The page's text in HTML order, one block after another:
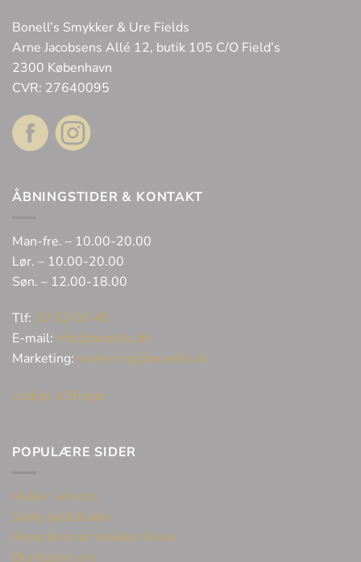
Bonell’s Smykker & Ure Fields
Arne Jacobsens Allé 12, butik 105 C/O Field’s
2300 København
CVR: 27640095
ÅBNINGSTIDER & KONTAKT
Man-fre. – 10.00-20.00
Lør. – 10.00-20.00
Søn. – 12.00-18.00
Tlf: 32 62 06 45
E-mail: info@bonells.dk
Marketing: marketing@bonells.dk
Ledige stillinger
POPULÆRE SIDER
Huller i ørerne
Sælg guld & sølv
Reparation af smykker & ure
Eksklusive ure